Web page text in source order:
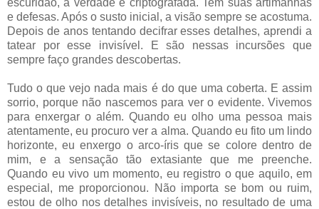
e defesas. Após o susto inicial, a visão sempre se acostuma.
Depois de anos tentando decifrar esses detalhes, aprendi a
tatear por esse invisível. E são nessas incursões que
sempre faço grandes descobertas.
Tudo o que vejo nada mais é do que uma coberta. E assim
sorrio, porque não nascemos para ver o evidente. Vivemos
para enxergar o além. Quando eu olho uma pessoa mais
atentamente, eu procuro ver a alma. Quando eu fito um lindo
horizonte, eu enxergo o arco-íris que se colore dentro de
mim, e a sensação tão extasiante que me preenche.
Quando eu vivo um momento, eu registro o que aquilo, em
especial, me proporcionou. Não importa se bom ou ruim,
estou de olho nos detalhes invisíveis, no resultado de uma